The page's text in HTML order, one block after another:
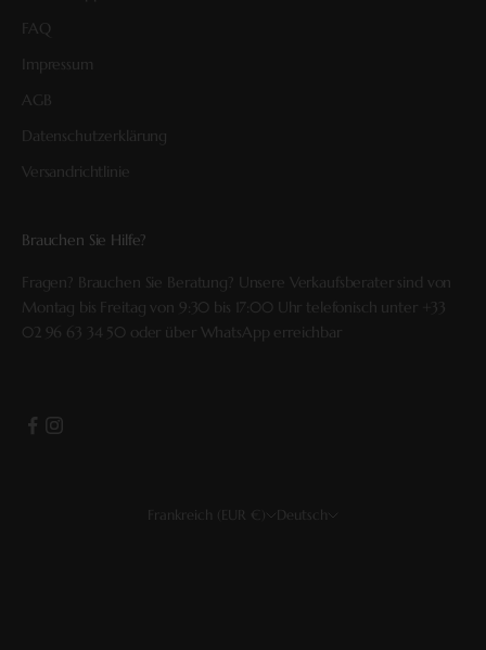
FAQ
Impressum
AGB
Datenschutzerklärung
Versandrichtlinie
Brauchen Sie Hilfe?
Fragen? Brauchen Sie Beratung? Unsere Verkaufsberater sind von
Montag bis Freitag von 9:30 bis 17:00 Uhr telefonisch unter
+33
02 96 63 34 50 oder über WhatsApp erreichbar
Frankreich (EUR €) Deutsch